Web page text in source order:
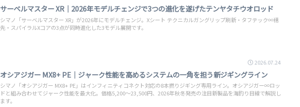
サーベルマスター XR｜2026年モデルチェンジで3つの進化を遂げたテンヤタチウオロッド
シマノ「サーベルマスター XR」が2026年にモデルチェンジ。Xシート テクニカルガングリップ刷新・タフテック∞穂
先・スパイラルXコアの3点が同時進化した3モデル展開です。
2026.07.24
オシアジガー MX8+ PE｜ジャーク性能を高めるシステムの一角を担う新ジギングライン
シマノ「オシアジガー MX8+ PE」はインフィニティコネクト対応の8本撚りジギング専用ライン。オシアジガー∞ロッ
ドと組み合わせてジャーク性能を最大化。価格5,200〜23,500円、2026年秋冬発売の注目新製品を海釣り目線で解説し
ます。